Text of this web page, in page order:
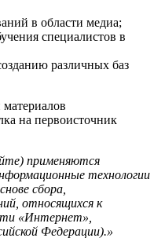
в области медиа;
специалистов в
различных баз
на первоисточник
применяются
технологии
сбора,
относящихся к
«Интернет»,
Федерации).»